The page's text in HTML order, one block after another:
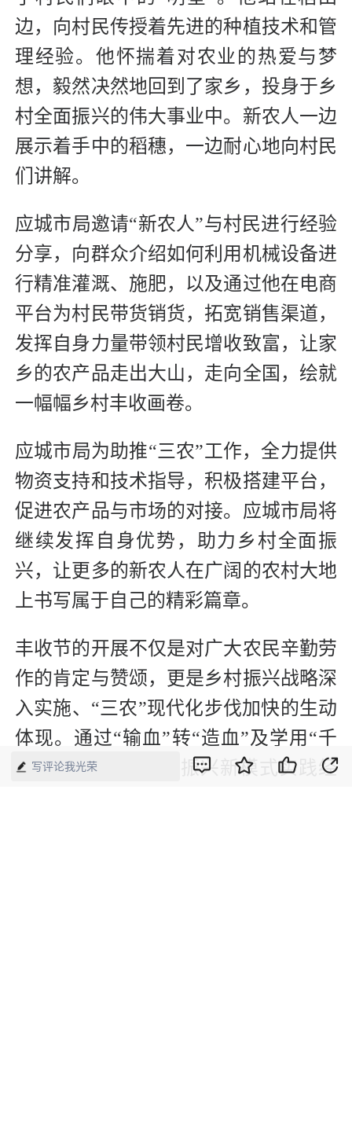
边，向村民传授着先进的种植技术和管
理经验。他怀揣着对农业的热爱与梦
想，毅然决然地回到了家乡，投身于乡
村全面振兴的伟大事业中。新农人一边
展示着手中的稻穗，一边耐心地向村民
们讲解。
应城市局邀请“新农人”与村民进行经验
分享，向群众介绍如何利用机械设备进
行精准灌溉、施肥，以及通过他在电商
平台为村民带货销货，拓宽销售渠道，
发挥自身力量带领村民增收致富，让家
乡的农产品走出大山，走向全国，绘就
一幅幅乡村丰收画卷。
应城市局为助推“三农”工作，全力提供
物资支持和技术指导，积极搭建平台，
促进农产品与市场的对接。应城市局将
继续发挥自身优势，助力乡村全面振
兴，让更多的新农人在广阔的农村大地
上书写属于自己的精彩篇章。
丰收节的开展不仅是对广大农民辛勤劳
作的肯定与赞颂，更是乡村振兴战略深
入实施、“三农”现代化步伐加快的生动
体现。通过“输血”转“造血”及学用“千
万工程”的乡村全面振兴新模式实践经
写评论我光荣